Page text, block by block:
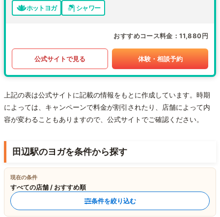
ホットヨガ シャワー
おすすめコース料金 11,880円
公式サイトで見る 体験・相談予約
上記の表は公式サイトに記載の情報をもとに作成しています。時期
によっては、キャンペーンで料金が割引されたり、店舗によって内
容が変わることもありますので、公式サイトでご確認ください。
田辺駅のヨガを条件から探す
現在の条件
すべての店舗 / おすすめ順
条件を絞り込む